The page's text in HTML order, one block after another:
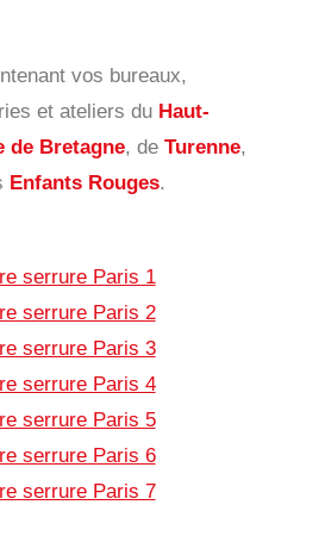
vos bureaux,
et ateliers du Haut-
de Bretagne, de Turenne,
Enfants Rouges.
serrure Paris 1
serrure Paris 2
serrure Paris 3
serrure Paris 4
serrure Paris 5
serrure Paris 6
serrure Paris 7